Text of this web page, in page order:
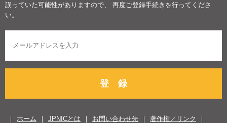
誤っていた可能性がありますので、 再度ご登録手続きを行ってくださ
い。
登 録
ホーム JPNICとは お問い合わせ先
著作権／リンク